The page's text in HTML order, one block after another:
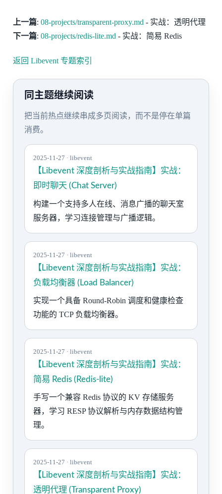
上一篇: 08-projects/transparent-proxy.md - 实战：透明代理
下一篇: 08-projects/redis-lite.md - 实战：简易 Redis
返回 Libevent 专题索引
同主题继续阅读
把当前热点继续串成多页阅读，而不是停在单篇
消费。
2025-11-27 · libevent
【Libevent 深度剖析与实战指南】实战：
即时聊天 (Chat Server)
构建一个支持多人在线、消息广播的聊天室
服务器，学习连接管理与广播逻辑。
2025-11-27 · libevent
【Libevent 深度剖析与实战指南】实战：
负载均衡器 (Load Balancer)
实现一个具备 Round-Robin 调度和健康检查
功能的 TCP 负载均衡器。
2025-11-27 · libevent
【Libevent 深度剖析与实战指南】实战：
简易 Redis (Redis-lite)
手写一个兼容 Redis 协议的 KV 存储服务
器，学习 RESP 协议解析与内存数据结构管
理。
2025-11-27 · libevent
【Libevent 深度剖析与实战指南】实战：
透明代理 (Transparent Proxy)